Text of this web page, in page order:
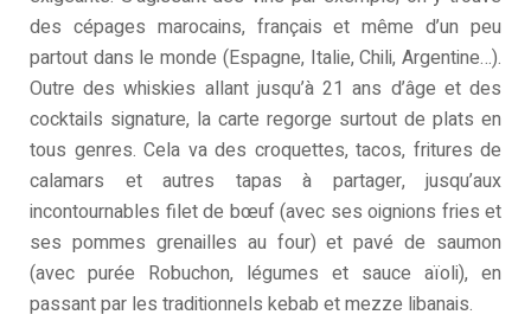
des cépages marocains, français et même d’un peu
partout dans le monde (Espagne, Italie, Chili, Argentine…).
Outre des whiskies allant jusqu’à 21 ans d’âge et des
cocktails signature, la carte regorge surtout de plats en
tous genres. Cela va des croquettes, tacos, fritures de
calamars et autres tapas à partager, jusqu’aux
incontournables filet de bœuf (avec ses oignions fries et
ses pommes grenailles au four) et pavé de saumon
(avec purée Robuchon, légumes et sauce aïoli), en
passant par les traditionnels kebab et mezze libanais.